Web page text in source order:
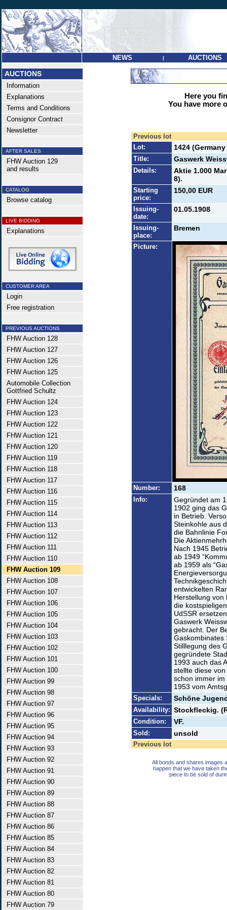
NEWS | AUCTIONS
AUCTIONS
Information
Explanations
Terms and Conditions
Consignor Contract
Newsletter
AFTER SALES
FHW Auction 129
and results
CATALOG
Browse catalog
LIVE BIDDING
Explanations
CUSTOMER AREA
Login
Free registration
PREVIOUS AUCTIONS
FHW Auction 128
FHW Auction 127
FHW Auction 126
FHW Auction 125
Automobile Collection
Gottfried Schultz
FHW Auction 124
FHW Auction 123
FHW Auction 122
FHW Auction 121
FHW Auction 120
FHW Auction 119
FHW Auction 118
FHW Auction 117
FHW Auction 116
FHW Auction 115
FHW Auction 114
FHW Auction 113
FHW Auction 112
FHW Auction 111
FHW Auction 110
FHW Auction 109
FHW Auction 108
FHW Auction 107
FHW Auction 106
FHW Auction 105
FHW Auction 104
FHW Auction 103
FHW Auction 102
FHW Auction 101
FHW Auction 100
FHW Auction 99
FHW Auction 98
FHW Auction 97
FHW Auction 96
FHW Auction 95
FHW Auction 94
FHW Auction 93
FHW Auction 92
FHW Auction 91
FHW Auction 90
FHW Auction 89
FHW Auction 88
FHW Auction 87
FHW Auction 86
FHW Auction 85
FHW Auction 84
FHW Auction 83
FHW Auction 82
FHW Auction 81
FHW Auction 80
FHW Auction 79
Here you
You have more
Previous lot
Lot:
1424
Title: Gaswerk
Details:
Aktie 1.000
8).
Starting
price:
150,00 EUR
Issuing-
date:
01.05.1908
Issuing-
place:
Bremen
Picture:
Number: 168
Info:
Gegründet am
1902 ging das
in Betrieb.
Steinkohle aus
die Bahnlinie
Die
Nach 1945
ab 1949
ab 1959 als
entwickelten
Herstellung von
die
UdSSR
Gaswerk
gebracht. Der
Gaskombinates
Stilllegung des
gegründete
1993 auch das
stellte diese
schon immer im
1953 vom
Specials: Schöne
Availability: Stockfleckig.
Condition: VF.
Sold: unsold
Previous lot
All bonds and shares images
happen that we have taken
piece to be sold of